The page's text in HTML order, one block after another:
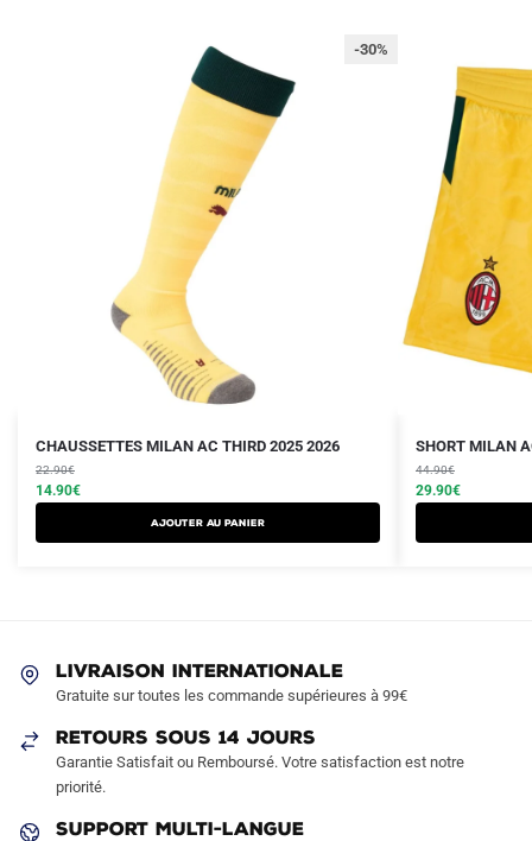
-30%
CHAUSSETTES MILAN AC THIRD 2025 2026
22.90€
Le
prix
initial
était :
14.90€
Le
prix
actuel
est :
Ajouter au panier
SHORT MILAN
44.90€
Le
prix
initial
était :
29.90€
Le
prix
actuel
est :
Ce
produit
a
la
LIVRAISON INTERNATIONALE
Gratuite sur toutes les commande supérieures à 99€
RETOURS SOUS 14 JOURS
Garantie Satisfait ou Remboursé. Votre satisfaction est notre
priorité.
SUPPORT MULTI-LANGUE